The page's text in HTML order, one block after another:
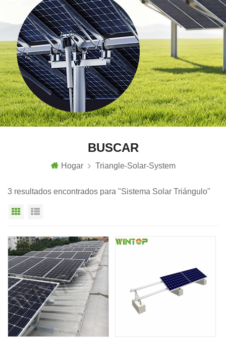
BUSCAR
Hogar Triangle-Solar-System
3 resultados encontrados para "Sistema Solar Triángulo"
Vista en cuadrícula